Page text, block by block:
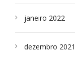
janeiro 2022
dezembro 2021